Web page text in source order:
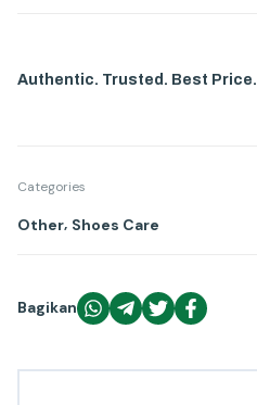
Authentic. Trusted. Best Price.
Categories
Other, Shoes Care
Bagikan